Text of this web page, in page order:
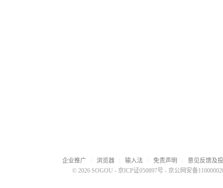
企业推广 浏览器 输入法 免责声明
意见反馈及
© 2026 SOGOU - 京ICP证050897号 - 京公网安备